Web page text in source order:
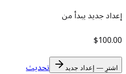
إعداد جديد يبدأ من
$100.00
اشترِ — إعداد جديد
تحديث